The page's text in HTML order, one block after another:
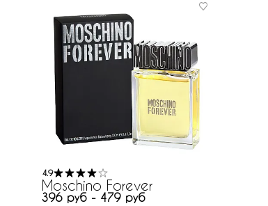
4.9
Moschino Forever
396 руб - 479 руб